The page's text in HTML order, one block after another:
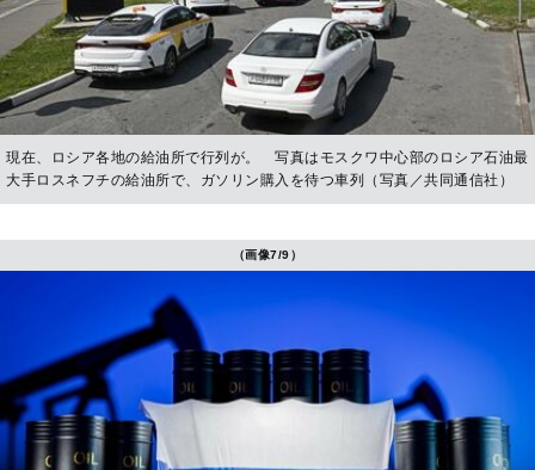
現在、ロシア各地の給油所で行列が。 写真はモスクワ中心部のロシア石油最
大手ロスネフチの給油所で、ガソリン購入を待つ車列（写真／共同通信社）
（画像7/9）